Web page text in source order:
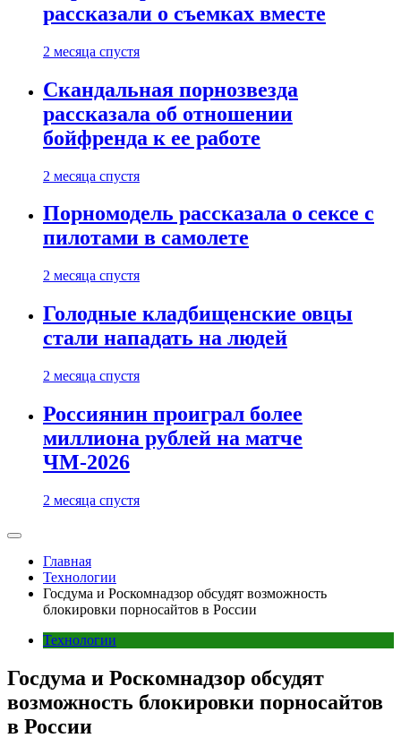
рассказали о съемках вместе
2 месяца спустя
Скандальная порнозвезда
рассказала об отношении
бойфренда к ее работе
2 месяца спустя
Порномодель рассказала о сексе с
пилотами в самолете
2 месяца спустя
Голодные кладбищенские овцы
стали нападать на людей
2 месяца спустя
Россиянин проиграл более
миллиона рублей на матче
ЧМ-2026
2 месяца спустя
Главная
Технологии
Госдума и Роскомнадзор обсудят возможность
блокировки порносайтов в России
Технологии
Госдума и Роскомнадзор обсудят
возможность блокировки порносайтов
в России